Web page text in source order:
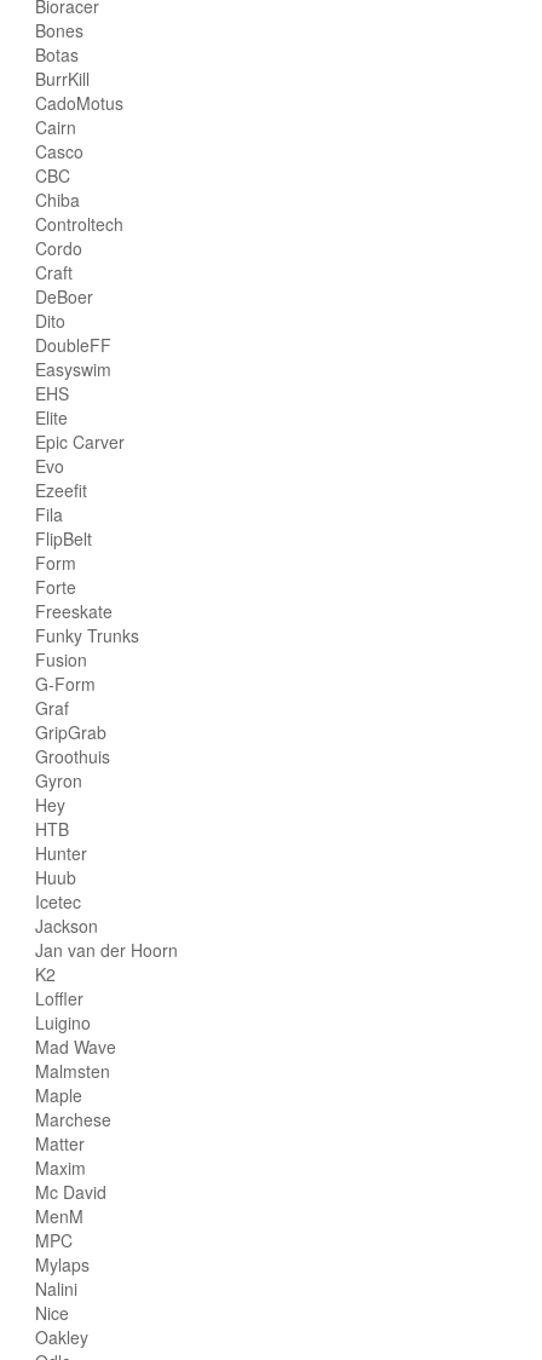
Bioracer
Bones
Botas
BurrKill
CadoMotus
Cairn
Casco
CBC
Chiba
Controltech
Cordo
Craft
DeBoer
Dito
DoubleFF
Easyswim
EHS
Elite
Epic Carver
Evo
Ezeefit
Fila
FlipBelt
Form
Forte
Freeskate
Funky Trunks
Fusion
G-Form
Graf
GripGrab
Groothuis
Gyron
Hey
HTB
Hunter
Huub
Icetec
Jackson
Jan van der Hoorn
K2
Loffler
Luigino
Mad Wave
Malmsten
Maple
Marchese
Matter
Maxim
Mc David
MenM
MPC
Mylaps
Nalini
Nice
Oakley